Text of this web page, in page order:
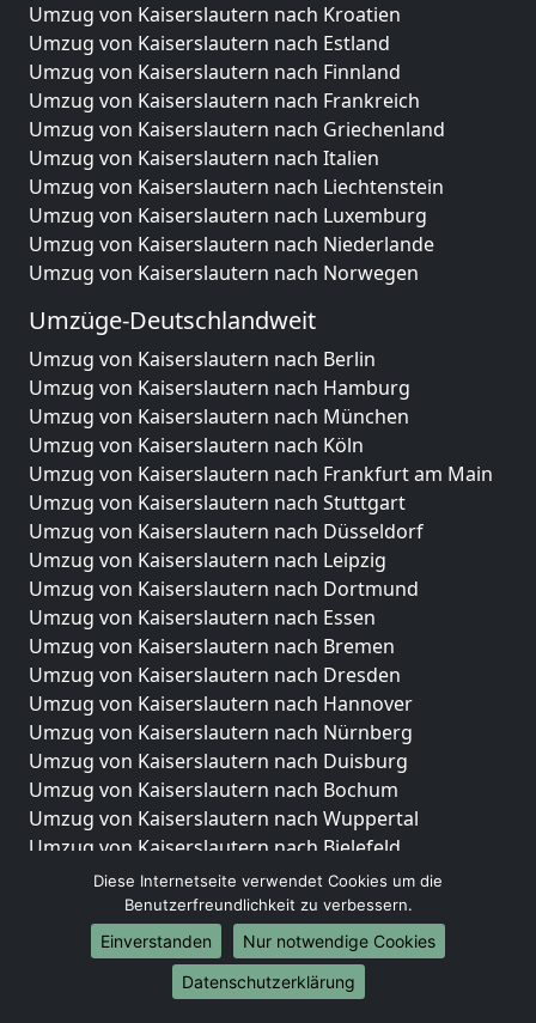
Umzug von Kaiserslautern nach Kroatien
Umzug von Kaiserslautern nach Estland
Umzug von Kaiserslautern nach Finnland
Umzug von Kaiserslautern nach Frankreich
Umzug von Kaiserslautern nach Griechenland
Umzug von Kaiserslautern nach Italien
Umzug von Kaiserslautern nach Liechtenstein
Umzug von Kaiserslautern nach Luxemburg
Umzug von Kaiserslautern nach Niederlande
Umzug von Kaiserslautern nach Norwegen
Umzüge-Deutschlandweit
Umzug von Kaiserslautern nach Berlin
Umzug von Kaiserslautern nach Hamburg
Umzug von Kaiserslautern nach München
Umzug von Kaiserslautern nach Köln
Umzug von Kaiserslautern nach Frankfurt am Main
Umzug von Kaiserslautern nach Stuttgart
Umzug von Kaiserslautern nach Düsseldorf
Umzug von Kaiserslautern nach Leipzig
Umzug von Kaiserslautern nach Dortmund
Umzug von Kaiserslautern nach Essen
Umzug von Kaiserslautern nach Bremen
Umzug von Kaiserslautern nach Dresden
Umzug von Kaiserslautern nach Hannover
Umzug von Kaiserslautern nach Nürnberg
Umzug von Kaiserslautern nach Duisburg
Umzug von Kaiserslautern nach Bochum
Umzug von Kaiserslautern nach Wuppertal
Umzug von Kaiserslautern nach Bielefeld
Umzug von Kaiserslautern nach Bonn
Umzug von Kaiserslautern nach Münster
Internationale-Umzüge
Umzug von Kaiserslautern nach Brasilien
Diese Internetseite verwendet Cookies um die
Benutzerfreundlichkeit zu verbessern.
Einverstanden
Nur notwendige Cookies
Datenschutzerklärung